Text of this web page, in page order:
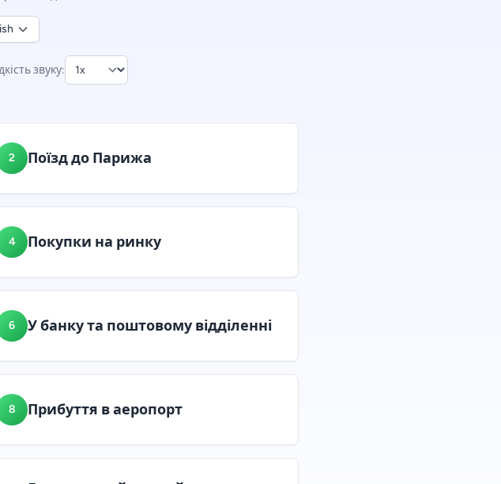
звуку:
2 Поїзд до Парижа
4 Покупки на ринку
6 У банку та поштовому відділенні
8 Прибуття в аеропорт